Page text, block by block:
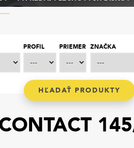
PROFIL PRIEMER ZNAČKA